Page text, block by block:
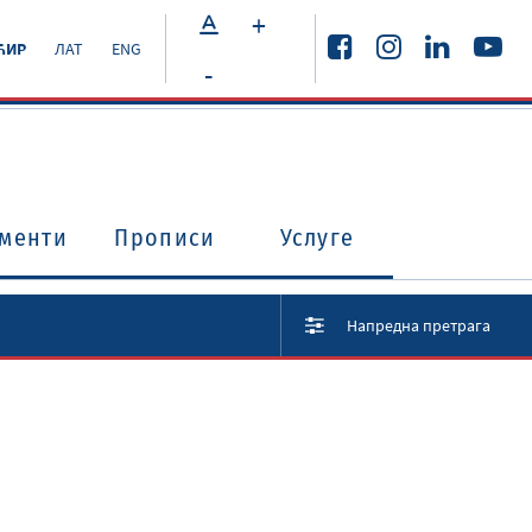
ЛАТ ENG
+
-
Прописи Услуге
Напредна претрага